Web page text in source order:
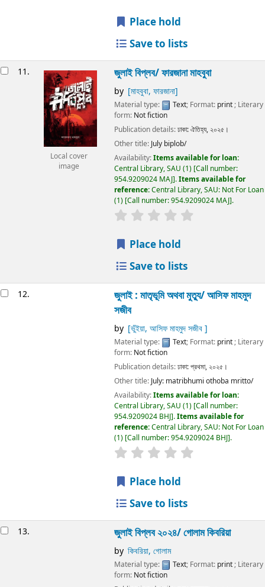
Place hold
Save to lists
11.
Local cover
image
জুলাই বিপ্লব/ফারজানা মাহবুবা
by [মাহবুবা, ফারজানা]
Material type: Text; Format: print; Literary
form: Not fiction
Publication details:ঢাকা:ঐতিহ্য,২০২৫।
Other title: July biplob/
Availability:Items available for loan:
Central Library, SAU (1) Call number:
954.9209024 MAJ .Items available for
reference:Central Library, SAU: Not For Loan
(1) Call number:954.9209024 MAJ .
Place hold
Save to lists
12. জুলাই : মাতৃভূমি অথবা মুত্যু/আসিফ মাহমুদ
সজীব
by [ভুঁইয়া, আসিফ মাহমুদ সজীব ]
Material type: Text; Format: print; Literary
form: Not fiction
Publication details:ঢাকা:প্রথমা,২০২৫।
Other title: July: matribhumi othoba mritto/
Availability:Items available for loan:
Central Library, SAU (1) Call number:
954.9209024 BHJ .Items available for
reference:Central Library, SAU: Not For Loan
(1) Call number:954.9209024 BHJ .
Place hold
Save to lists
13. জুলাই বিপ্লব ২০২৪/ গোলাম কিবরিয়া
by কিবরিয়া, গোলাম
Material type: Text; Format: print; Literary
form: Not fiction